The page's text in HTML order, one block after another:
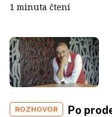
1 minuta čtení
ROZHOVOR
Po